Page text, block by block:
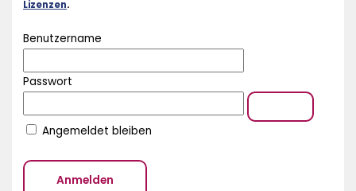
Lizenzen.
Benutzername
Passwort
Angemeldet bleiben